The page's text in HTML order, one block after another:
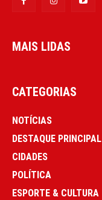
MAIS LIDAS
CATEGORIAS
NOTÍCIAS
DESTAQUE PRINCIPAL
CIDADES
POLÍTICA
ESPORTE & CULTURA